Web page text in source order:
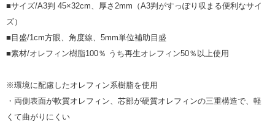
■サイズ/A3判 45×32cm、厚さ2mm（A3判がすっぽり収まる便利なサイ
ズ）
■目盛/1cm方眼、角度線、5mm単位補助目盛
■素材/オレフィン樹脂100％ うち再生オレフィン50％以上使用
※環境に配慮したオレフィン系樹脂を使用
・両側表面が軟質オレフィン、芯部が硬質オレフィンの三重構造で、軽
くて曲がりにくい